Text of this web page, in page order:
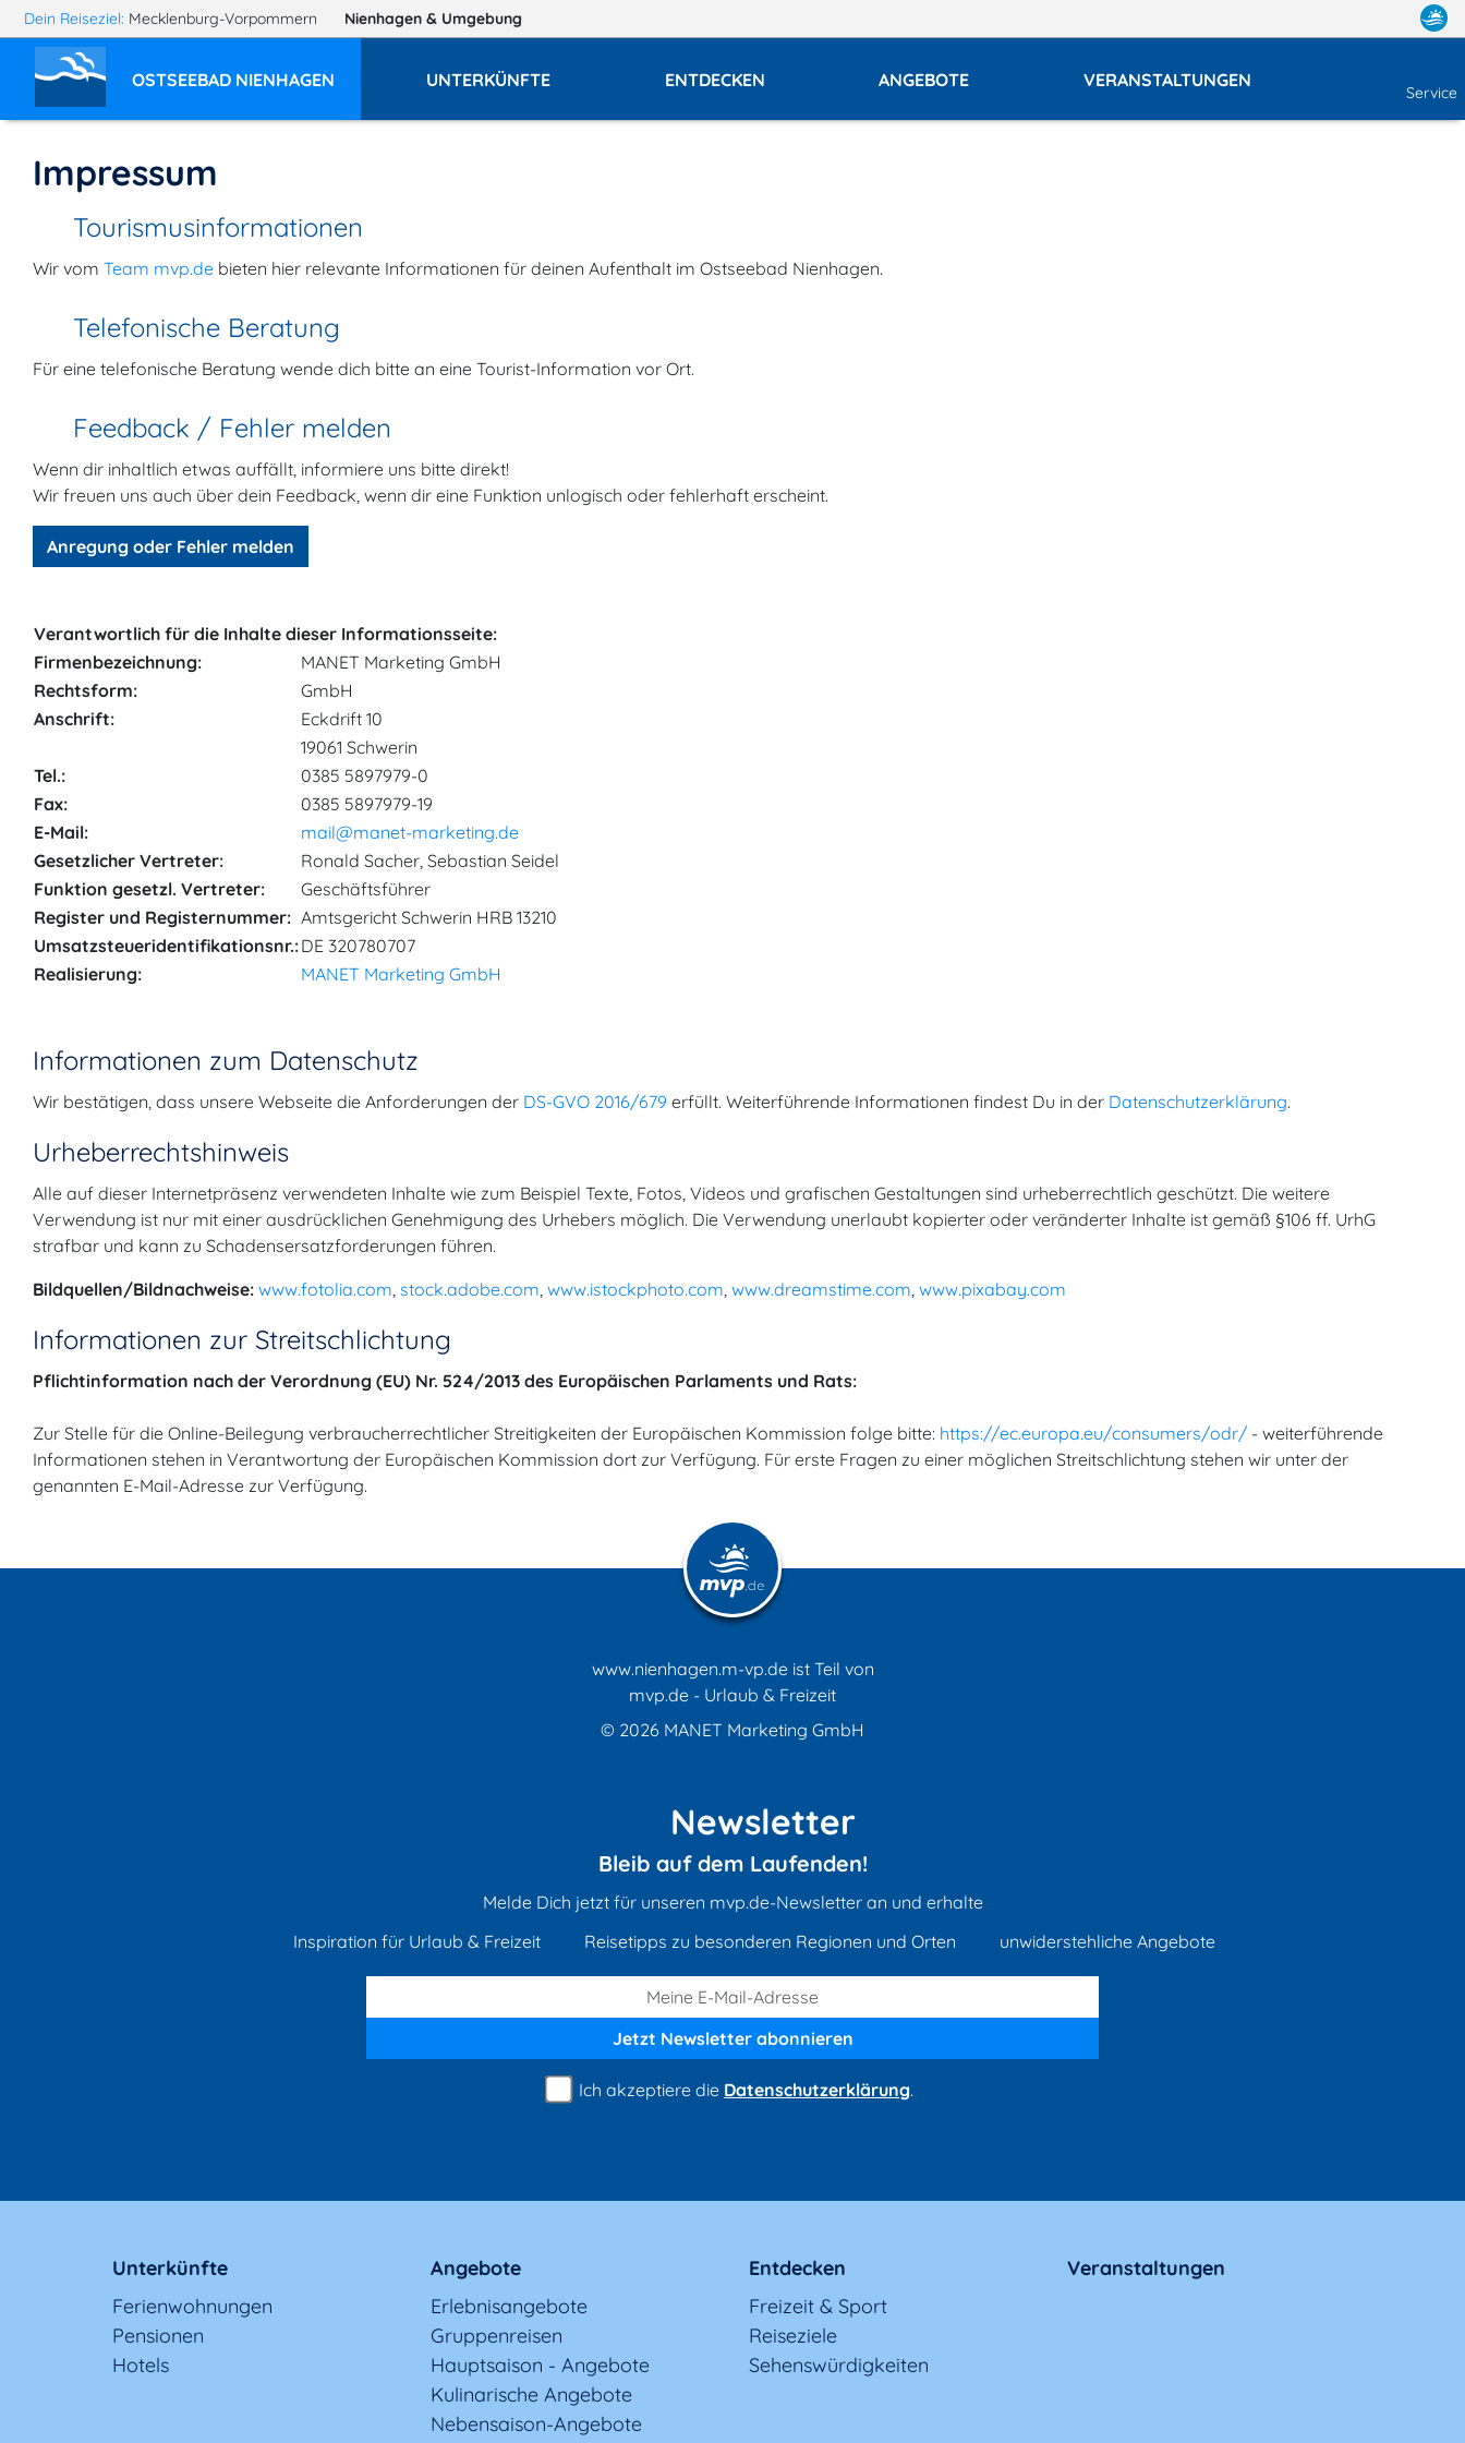
Dein Reiseziel: Mecklenburg-Vorpommern Nienhagen & Umgebung
OSTSEEBAD NIENHAGEN UNTERKÜNFTE ENTDECKEN ANGEBOTE VERANSTALTUNGEN
Service
Impressum
Tourismusinformationen
Wir vom Team mvp.de bieten hier relevante Informationen für deinen Aufenthalt im Ostseebad Nienhagen.
Telefonische Beratung
Für eine telefonische Beratung wende dich bitte an eine Tourist-Information vor Ort.
Feedback / Fehler melden
Wenn dir inhaltlich etwas auffällt, informiere uns bitte direkt!
Wir freuen uns auch über dein Feedback, wenn dir eine Funktion unlogisch oder fehlerhaft erscheint.
Anregung oder Fehler melden
Verantwortlich für die Inhalte dieser Informationsseite:
Firmen­bezeichnung:
MANET Marketing GmbH
Rechtsform:
GmbH
Anschrift:
Eckdrift 10
19061 Schwerin
Tel.:
0385 5897979-0
Fax:
0385 5897979-19
E-Mail:
mail@manet-marketing.de
Gesetzlicher Vertreter:
Ronald Sacher, Sebastian Seidel
Funktion gesetzl. Vertreter:
Geschäftsführer
Register und Registernummer: Amtsgericht Schwerin HRB 13210
Umsatzsteuer­identifikationsnr.:DE 320780707
Realisierung:
MANET Marketing GmbH
Informationen zum Datenschutz
Wir bestätigen, dass unsere Webseite die Anforderungen der DS-GVO 2016/679 erfüllt. Weiterführende Informationen findest Du in der Datenschutzerklärung.
Urheber­rechtshinweis
Alle auf dieser Internetpräsenz verwendeten Inhalte wie zum Beispiel Texte, Fotos, Videos und grafischen Gestaltungen sind urheberrechtlich geschützt. Die weitere
Verwendung ist nur mit einer ausdrücklichen Genehmigung des Urhebers möglich. Die Verwendung unerlaubt kopierter oder veränderter Inhalte ist gemäß §106 ff. UrhG
strafbar und kann zu Schadensersatzforderungen führen.
Bildquellen/Bildnachweise: www.fotolia.com, stock.adobe.com, www.istockphoto.com, www.dreamstime.com, www.pixabay.com
Informationen zur Streitschlichtung
Pflichtinformation nach der Verordnung (EU) Nr. 524/2013 des Europäischen Parlaments und Rats:
Zur Stelle für die Online-Beilegung verbraucherrechtlicher Streitigkeiten der Europäischen Kommission folge bitte: https://ec.europa.eu/consumers/odr/ - weiterführende
Informationen stehen in Verantwortung der Europäischen Kommission dort zur Verfügung. Für erste Fragen zu einer möglichen Streitschlichtung stehen wir unter der
genannten E-Mail-Adresse zur Verfügung.
www.nienhagen.m-vp.de ist Teil von
mvp.de - Urlaub & Freizeit
© 2026 MANET Marketing GmbH
Newsletter
Bleib auf dem Laufenden!
Melde Dich jetzt für unseren mvp.de-Newsletter an und erhalte
Inspiration für Urlaub & Freizeit
Reisetipps zu besonderen Regionen und Orten unwiderstehliche Angebote
Jetzt Newsletterabonnieren
Ich akzeptiere die Datenschutzerklärung.
Unterkünfte
Ferienwohnungen
Pensionen
Hotels
Angebote
Erlebnisangebote
Gruppenreisen
Hauptsaison - Angebote
Kulinarische Angebote
Nebensaison-Angebote
Entdecken
Freizeit & Sport
Reiseziele
Sehenswürdigkeiten
Veranstaltungen